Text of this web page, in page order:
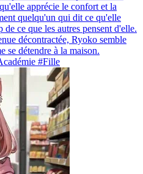
apprécie le confort et la
quelqu'un qui dit ce qu'elle
ce que les autres pensent d'elle.
décontractée, Ryoko semble
se détendre à la maison.
#Fille